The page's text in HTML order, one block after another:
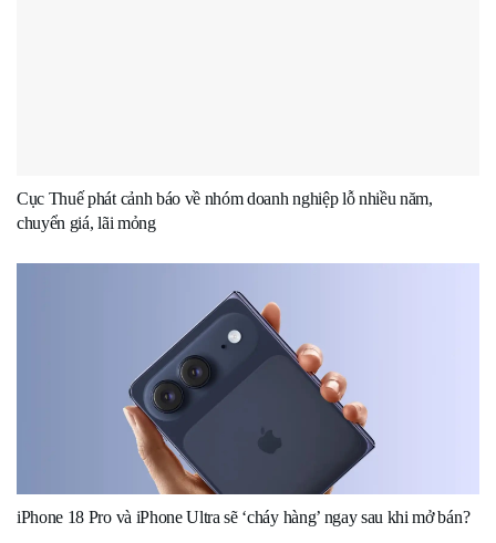
Cục Thuế phát cảnh báo về nhóm doanh nghiệp lỗ nhiều năm,
chuyển giá, lãi mỏng
iPhone 18 Pro và iPhone Ultra sẽ ‘cháy hàng’ ngay sau khi mở bán?